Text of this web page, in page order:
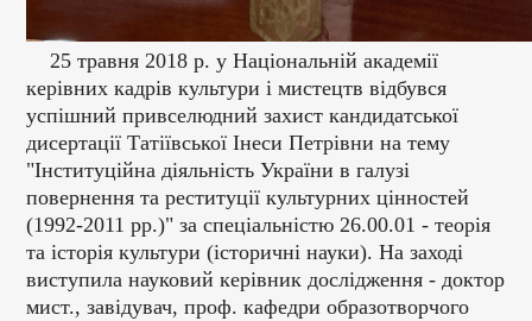
25 травня 2018 р. у Національній академії
керівних кадрів культури і мистецтв відбувся
успішний привселюдний захист кандидатської
дисертації Татіївської Інеси Петрівни на тему
"Інституційна діяльність України в галузі
повернення та реституції культурних цінностей
(1992-2011 рр.)" за спеціальністю 26.00.01 - теорія
та історія культури (історичні науки). На заході
виступила науковий керівник дослідження - доктор
мист., завідувач, проф. кафедри образотворчого